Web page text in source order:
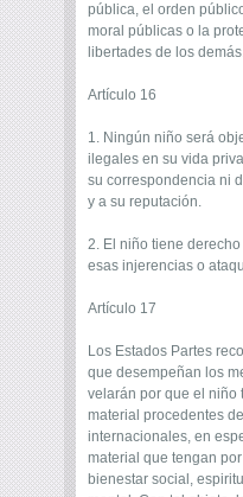
pública, el orden
moral públicas o la
libertades de los
Artículo 16
1. Ningún niño será
ilegales en su vida
su correspondencia ni
y a su reputación.
2. El niño tiene
esas injerencias o
Artículo 17
Los Estados Partes
que desempeñan los
velarán por que el niño
material procedentes
internacionales, en
material que tengan
bienestar social,